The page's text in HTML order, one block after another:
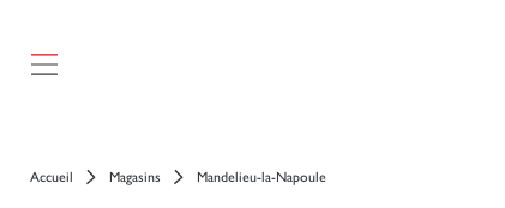
Accueil Magasins Mandelieu-la-Napoule